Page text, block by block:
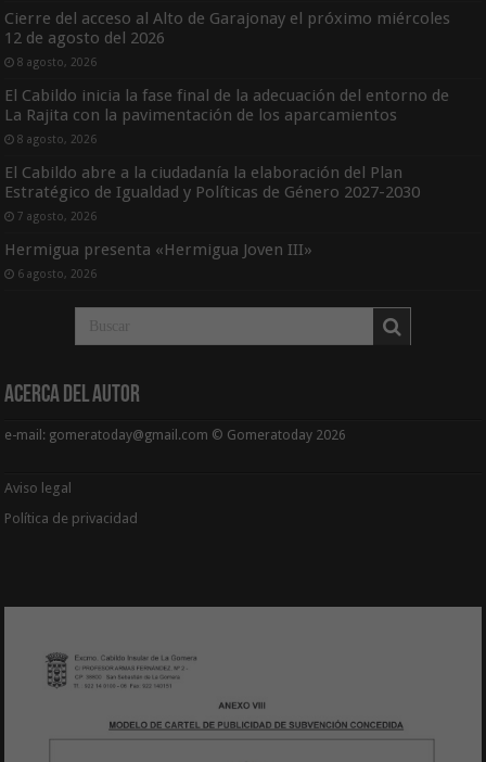
Cierre del acceso al Alto de Garajonay el próximo miércoles
12 de agosto del 2026
8 agosto, 2026
El Cabildo inicia la fase final de la adecuación del entorno de
La Rajita con la pavimentación de los aparcamientos
8 agosto, 2026
El Cabildo abre a la ciudadanía la elaboración del Plan
Estratégico de Igualdad y Políticas de Género 2027-2030
7 agosto, 2026
Hermigua presenta «Hermigua Joven III»
6 agosto, 2026
Acerca del Autor
e-mail: gomeratoday@gmail.com © Gomeratoday 2026
Aviso legal
Política de privacidad